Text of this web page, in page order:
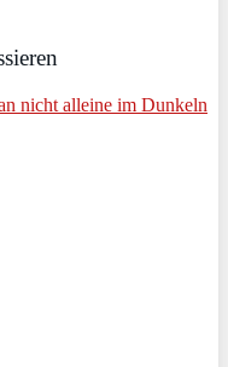
nicht alleine im Dunkeln